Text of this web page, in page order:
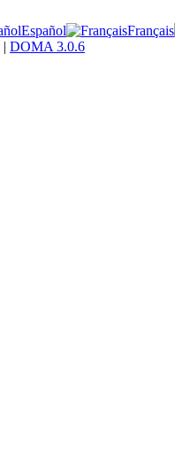
Español Français
| DOMA 3.0.6